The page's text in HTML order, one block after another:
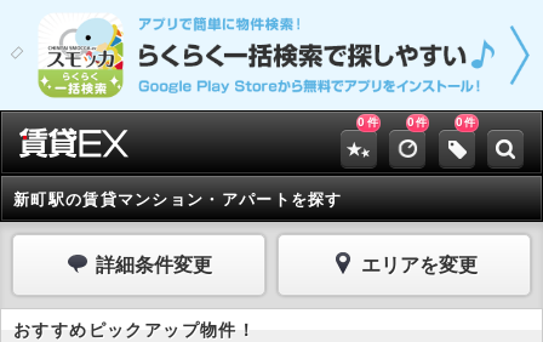
0 件 0件 0件
新町駅の賃貸マンション・アパートを探す
詳細条件変更 エリアを変更
おすすめピックアップ物件！